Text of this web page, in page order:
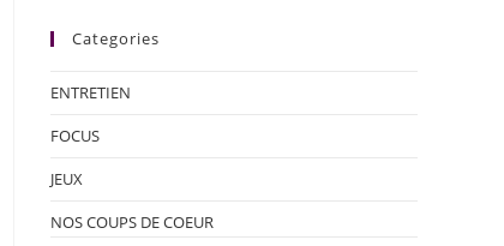
Categories
ENTRETIEN
FOCUS
JEUX
NOS COUPS DE COEUR